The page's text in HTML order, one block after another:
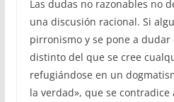
Las dudas no razonables no
una discusión racional. Si
pirronismo y se pone a dudar
distinto del que se cree
refugiándose en un
la verdad», que se contradice